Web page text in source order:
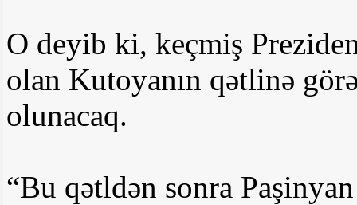
O deyib ki, keçmiş
olan Kutoyanın qətlinə
olunacaq.
“Bu qətldən sonra